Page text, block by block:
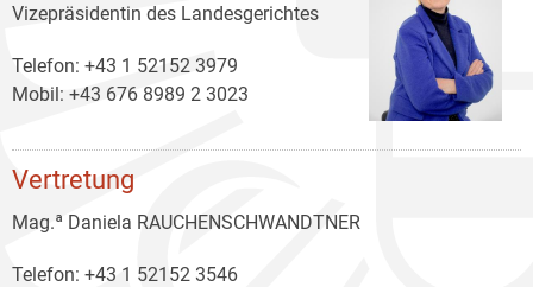
Vizepräsidentin des Landesgerichtes
Telefon: +43 1 52152 3979
Mobil: +43 676 8989 2 3023
Vertretung
Mag.ª Daniela RAUCHENSCHWANDTNER
Telefon: +43 1 52152 3546